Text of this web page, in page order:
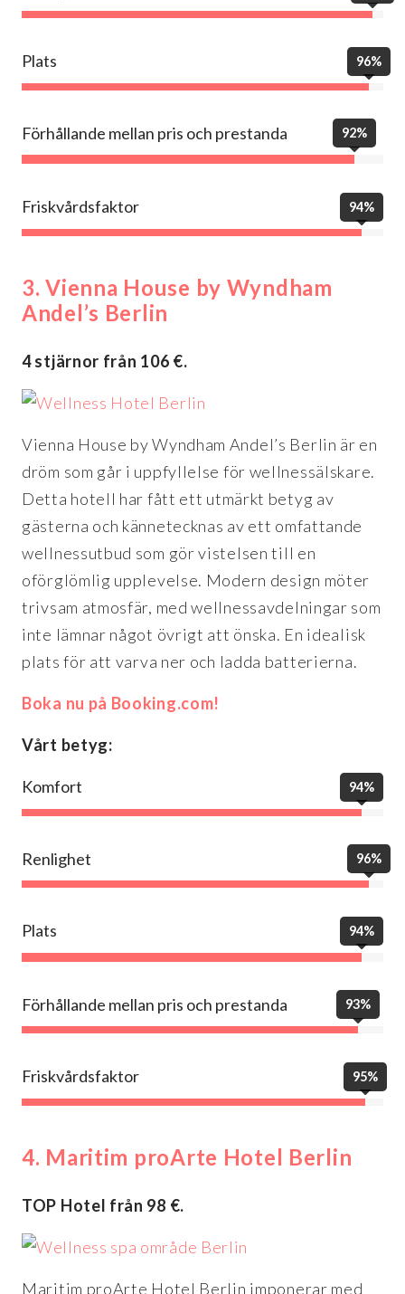
Plats 96%
Förhållande mellan pris och prestanda 92%
Friskvårdsfaktor 94%
3.Vienna House by Wyndham
Andel’s Berlin
4 stjärnor från 106 €.
Vienna House by Wyndham Andel’s Berlin är en
dröm som går i uppfyllelse för wellnessälskare.
Detta hotell har fått ett utmärkt betyg av
gästerna och kännetecknas av ett omfattande
wellnessutbud som gör vistelsen till en
oförglömlig upplevelse. Modern design möter
trivsam atmosfär, med wellnessavdelningar som
inte lämnar något övrigt att önska. En idealisk
plats för att varva ner och ladda batterierna.
Boka nu på Booking.com!
Vårt betyg:
Komfort 94%
Renlighet 96%
Plats 94%
Förhållande mellan pris och prestanda 93%
Friskvårdsfaktor 95%
4. Maritim proArte Hotel Berlin
TOP Hotel från 98 €.
Maritim proArte Hotel Berlin imponerar med